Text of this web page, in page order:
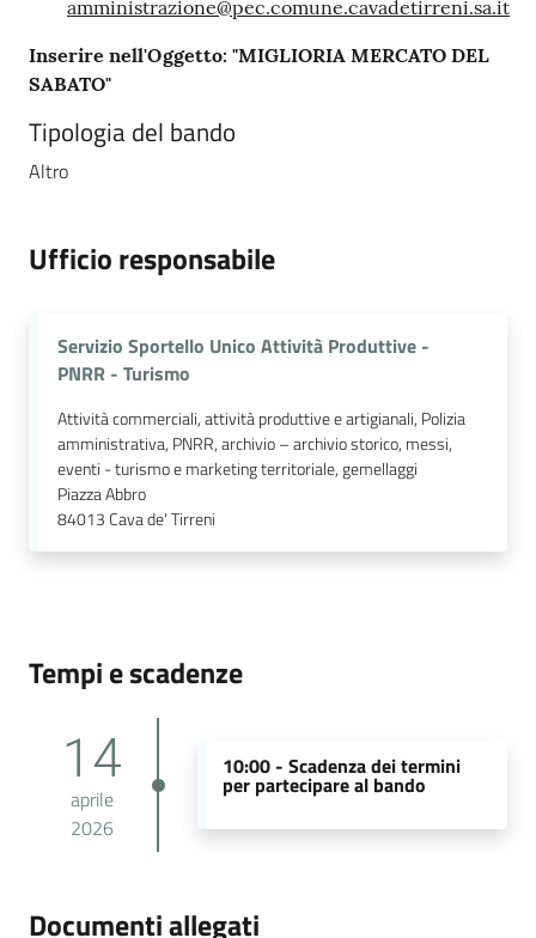
amministrazione@pec.comune.cavadetirreni.sa.it
Inserire nell'Oggetto: "MIGLIORIA MERCATO DEL
SABATO"
Tipologia del bando
Altro
Ufficio responsabile
Servizio Sportello Unico Attività Produttive -
PNRR - Turismo
Attività commerciali, attività produttive e artigianali, Polizia
amministrativa, PNRR, archivio – archivio storico, messi,
eventi - turismo e marketing territoriale, gemellaggi
Piazza Abbro
84013Cava de' Tirreni
Tempi e scadenze
14
aprile
2026
10:00 - Scadenza dei termini
per partecipare al bando
Documenti allegati